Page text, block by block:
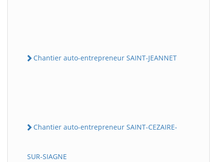
Chantier auto-entrepreneur SAINT-JEANNET
Chantier auto-entrepreneur SAINT-CEZAIRE-
SUR-SIAGNE